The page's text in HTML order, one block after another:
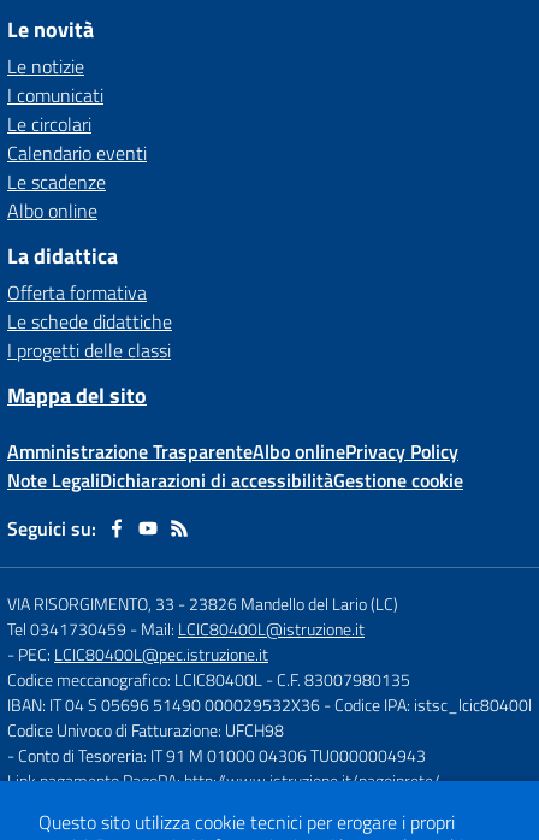
Le novità
Le notizie
I comunicati
Le circolari
Calendario eventi
Le scadenze
Albo online
La didattica
Offerta formativa
Le schede didattiche
I progetti delle classi
Mappa del sito
Amministrazione TrasparenteAlbo onlinePrivacy Policy
Note LegaliDichiarazioni di accessibilitàGestione cookie
Seguici su:
VIA RISORGIMENTO, 33 -23826 Mandello del Lario (LC)
Tel 0341730459 - Mail: LCIC80400L@istruzione.it
- PEC: LCIC80400L@pec.istruzione.it
Codice meccanografico: LCIC80400L- C.F. 83007980135
IBAN: IT 04 S 05696 51490 000029532X36- Codice IPA: istsc_lcic80400l
Codice Univoco di Fatturazione: UFCH98
- Conto di Tesoreria: IT 91 M 01000 04306 TU0000004943
Link pagamento PagoPA:http://www.istruzione.it/pagoinrete/
Questo sito utilizza cookie tecnici per erogare i propri